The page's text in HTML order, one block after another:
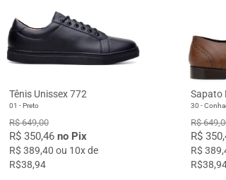
Tênis Unissex 772
01 - Preto
R$ 649,00
R$ 350,46 no Pix
R$ 389,40 ou 10x de
R$38,94
Sapato
30 -
R$
R$
R$